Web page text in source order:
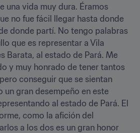
una vida muy dura. Éramos
no fue fácil llegar hasta donde
donde partí. No tengo palabras
que es representar a Vila
Barata, al estado de Pará. Me
y muy honrado de tener tantos
conseguir que se sientan
gran desempeño en este
al estado de Pará. El
como la afición del
a los dos es un gran honor